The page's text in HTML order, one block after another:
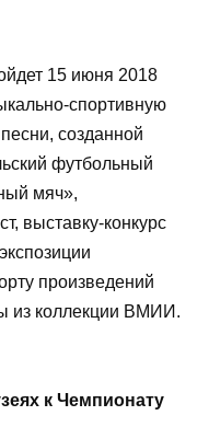
15 июня 2018
спортивную
созданной
футбольный
мяч»,
выставку-конкурс
произведений
из коллекции ВМИИ.
к Чемпионату